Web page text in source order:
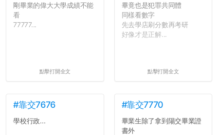
剛畢業的偉大大學成績不能
看
77777...
點擊打開全文
畢竟也是犯罪共同體
同樣看數字
先去學店刷分數再考研
好像才是正解...
點擊打開全文
#靠交7676
學校行政...
#靠交7770
畢業生除了拿到陽交畢業證
書外